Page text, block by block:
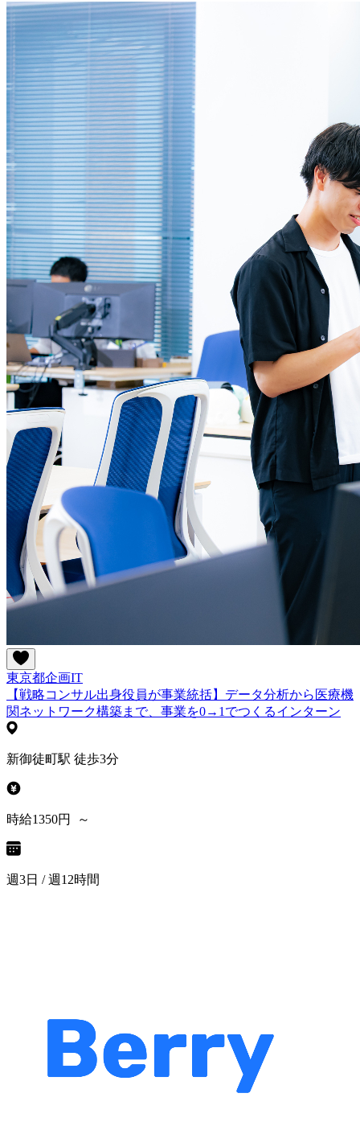
東京都企画IT
【戦略コンサル出身役員が事業統括】データ分析から医療機
関ネットワーク構築まで、事業を0→1でつくるインターン
新御徒町駅 徒歩3分
時給1350円 ～
週3日 / 週12時間